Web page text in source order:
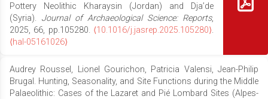
Pottery Neolithic Kharaysin (Jordan) and Dja’de
(Syria). Journal of Archaeological Science: Reports,
2025, 66, pp.105280. ⟨10.1016/j.jasrep.2025.105280⟩.
⟨hal-05161026⟩
Audrey Roussel, Lionel Gourichon, Patricia Valensi, Jean-Philip
Brugal. Hunting, Seasonality, and Site Functions during the Middle
Palaeolithic: Cases of the Lazaret and Pié Lombard Sites (Alpes-